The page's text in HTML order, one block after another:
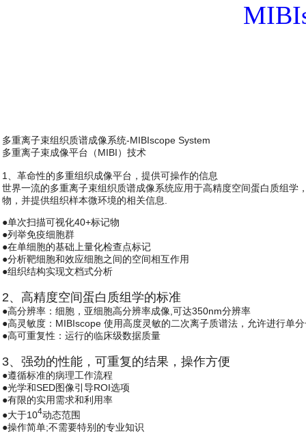
产品应用讲座会议
多重离子束组织质谱成像系统-MIBIscope System
多重离子束成像平台（MIBI）技术
1、革命性的多重组织成像平台，提供可操作的信息
世界一流的多重离子束组织质谱成像系统应用于高精度空间蛋白质组
物，并提供组织样本微环境的相关信息.
●单次扫描可视化40+标记物
●列举免疫细胞群
●在单细胞的基础上量化检查点标记
●分析靶细胞和效应细胞之间的空间相互作用
●组织结构实现文档式分析
2、高精度空间蛋白质组学的标准
●高分辨率：细胞，亚细胞高分辨率成像,可达350nm分辨率
●高灵敏度：MIBIscope 使用高度灵敏的二次离子质谱法，允许进行单
●高可重复性：运行的临床级数据质量
3、强劲的性能，可重复的结果，操作方便
●遵循标准的病理工作流程
●光学和SED图像引导ROI选项
●有限的实用需求和利用率
●大于104动态范围
●操作简单;不需要特别的专业知识